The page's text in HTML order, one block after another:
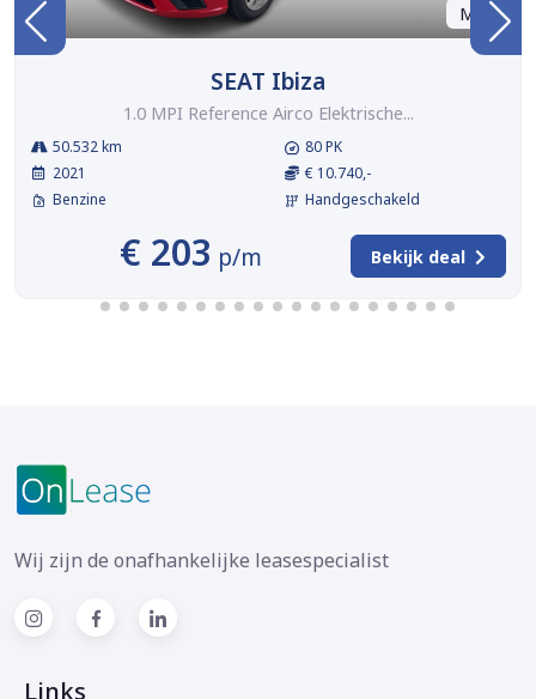
Marge
SEAT Ibiza
1.0 MPI Reference Airco Elektrische...
50.532 km
2021
Benzine
80 PK
€ 10.740,-
Handgeschakeld
€ 203 p/m Bekijk deal
Wij zijn de onafhankelijke leasespecialist
Links